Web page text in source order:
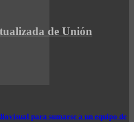
para sumarse a un equipo de
de Unión